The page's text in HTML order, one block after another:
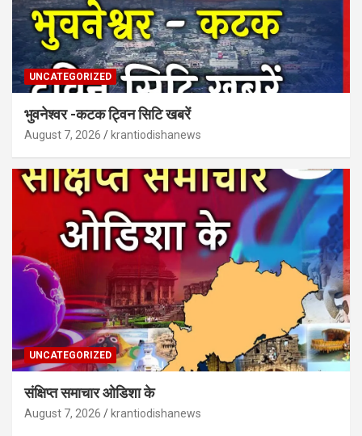
UNCATEGORIZED
भुवनेश्वर -कटक ट्विन सिटि खबरें
August 7, 2026 krantiodishanews
UNCATEGORIZED
संक्षिप्त समाचार ओडिशा के
August 7, 2026 krantiodishanews